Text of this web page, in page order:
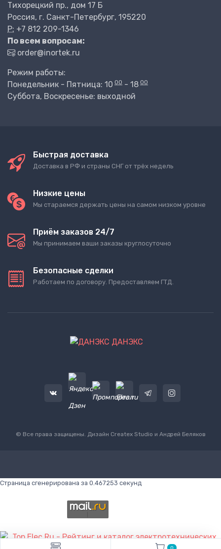
Тихорецкий пр., дом 17 Б
Россия, г. Санкт-Петербург, 195220
P: +7 812 209-1346
По всем вопросам:
order@inortek.ru
Режим работы:
Понедельник - Пятница: 10 00 - 18 00
Суббота, Воскресенье: выходной
Быстрая доставка
Доставка в РФ и страны СНГ от трёх недель
Низкие цены
Мы стараемся держать цены на самом низком уровне
Приём заказов 24/7
Мы принимаем ваши заказы круглосуточно
Безопасные сделки
Работаем по договору. Предоставляем ГТД.
ДАНЭКС
© Все права защищены. Дизайн Createx Studio и Андрей Беляков
Страница сгенерирована за 0.467253 секунд